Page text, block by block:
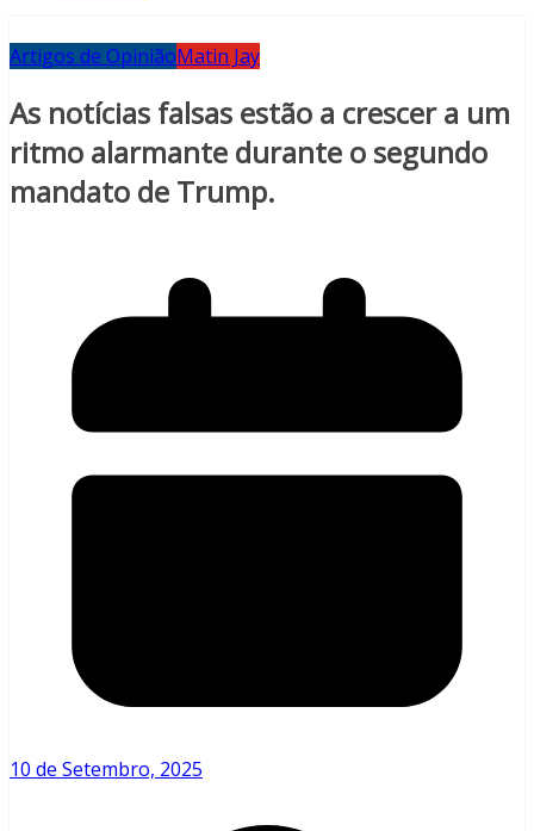
Artigos de OpiniãoMatin Jay
As notícias falsas estão a crescer a um
ritmo alarmante durante o segundo
mandato de Trump.
10 de Setembro, 2025